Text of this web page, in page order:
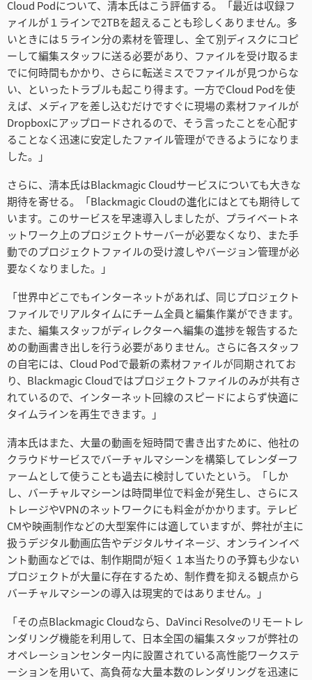
Cloud Podについて、清本氏はこう評価する。「最近は収録フ
ァイルが１ラインで2TBを超えることも珍しくありません。多
いときには５ライン分の素材を管理し、全て別ディスクにコピ
ーして編集スタッフに送る必要があり、ファイルを受け取るま
でに何時間もかかり、さらに転送ミスでファイルが見つからな
い、といったトラブルも起こり得ます。一方でCloud Podを使
えば、メディアを差し込むだけですぐに現場の素材ファイルが
Dropboxにアップロードされるので、そう言ったことを心配す
ることなく迅速に安定したファイル管理ができるようになりま
した。」
さらに、清本氏はBlackmagic Cloudサービスについても大きな
期待を寄せる。「Blackmagic Cloudの進化にはとても期待して
います。このサービスを早速導入しましたが、プライベートネ
ットワーク上のプロジェクトサーバーが必要なくなり、また手
動でのプロジェクトファイルの受け渡しやバージョン管理が必
要なくなりました。」
「世界中どこでもインターネットがあれば、同じプロジェクト
ファイルでリアルタイムにチーム全員と編集作業ができます。
また、編集スタッフがディレクターへ編集の進捗を報告するた
めの動画書き出しを行う必要がありません。さらに各スタッフ
の自宅には、Cloud Podで最新の素材ファイルが同期されてお
り、Blackmagic Cloudではプロジェクトファイルのみが共有さ
れているので、インターネット回線のスピードによらず快適に
タイムラインを再生できます。」
清本氏はまた、大量の動画を短時間で書き出すために、他社の
クラウドサービスでバーチャルマシーンを構築してレンダーフ
ァームとして使うことも過去に検討していたという。「しか
し、バーチャルマシーンは時間単位で料金が発生し、さらにス
トレージやVPNのネットワークにも料金がかかります。テレビ
CMや映画制作などの大型案件には適していますが、弊社が主に
扱うデジタル動画広告やデジタルサイネージ、オンラインイベ
ント動画などでは、制作期間が短く１本当たりの予算も少ない
プロジェクトが大量に存在するため、制作費を抑える観点から
バーチャルマシーンの導入は現実的ではありません。」
「その点Blackmagic Cloudなら、DaVinci Resolveのリモートレ
ンダリング機能を利用して、日本全国の編集スタッフが弊社の
オペレーションセンター内に設置されている高性能ワークステ
ーションを用いて、高負荷な大量本数のレンダリングを迅速に